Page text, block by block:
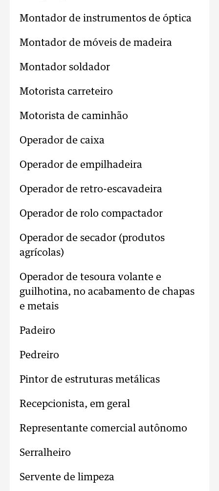
Montador de instrumentos de óptica
Montador de móveis de madeira
Montador soldador
Motorista carreteiro
Motorista de caminhão
Operador de caixa
Operador de empilhadeira
Operador de retro-escavadeira
Operador de rolo compactador
Operador de secador (produtos
agrícolas)
Operador de tesoura volante e
guilhotina, no acabamento de chapas
e metais
Padeiro
Pedreiro
Pintor de estruturas metálicas
Recepcionista, em geral
Representante comercial autônomo
Serralheiro
Servente de limpeza